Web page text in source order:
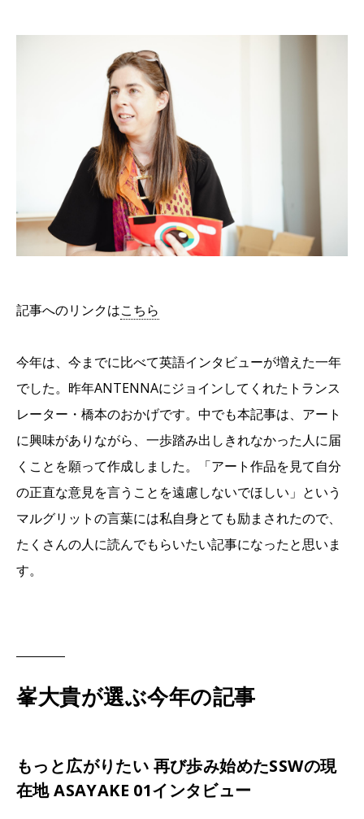
記事へのリンクはこちら
今年は、今までに比べて英語インタビューが増えた一年
でした。昨年ANTENNAにジョインしてくれたトランス
レーター・橋本のおかげです。中でも本記事は、アート
に興味がありながら、一歩踏み出しきれなかった人に届
くことを願って作成しました。「アート作品を見て自分
の正直な意見を言うことを遠慮しないでほしい」という
マルグリットの言葉には私自身とても励まされたので、
たくさんの人に読んでもらいたい記事になったと思いま
す。
峯大貴が選ぶ今年の記事
もっと広がりたい 再び歩み始めたSSWの現
在地 ASAYAKE 01インタビュー